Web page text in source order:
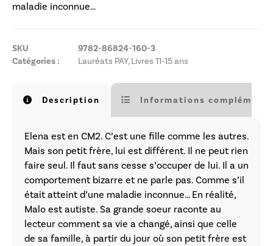
maladie inconnue…
SKU
9782-86824-160-3
Catégories :
Lauréats PAY,Livres 11-15 ans
Description Informations
Elena est en CM2. C’est une fille comme les autres.
Mais son petit frère, lui est différent. Il ne peut rien
faire seul. Il faut sans cesse s’occuper de lui. Il a un
comportement bizarre et ne parle pas. Comme s’il
était atteint d’une maladie inconnue… En réalité,
Malo est autiste. Sa grande soeur raconte au
lecteur comment sa vie a changé, ainsi que celle
de sa famille, à partir du jour où son petit frère est